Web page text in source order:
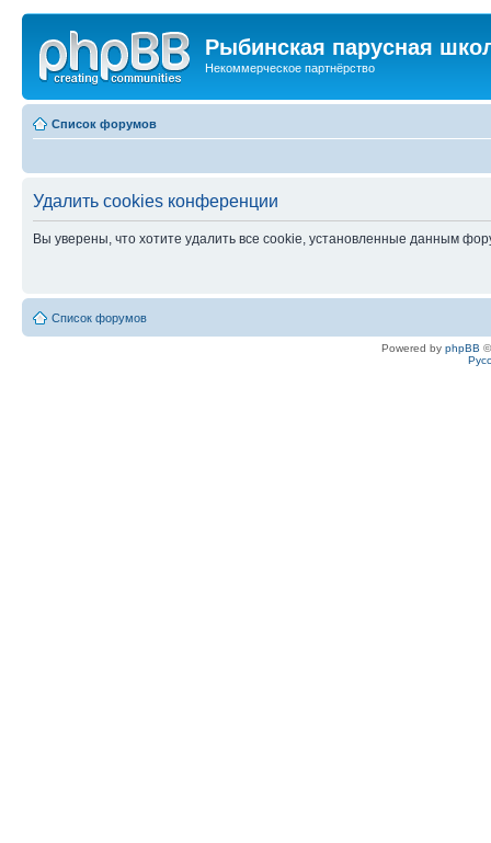
Рыбинская парусная
Некоммерческое партнёрство
Список форумов
Удалить cookies конференции
Вы уверены, что хотите удалить все cookie, установленные данным
Список форумов
Powered by phpBB